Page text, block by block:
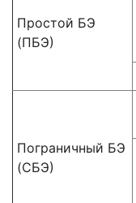
Простой БЭ
(ПБЭ)
Пограничный БЭ
(СБЭ)